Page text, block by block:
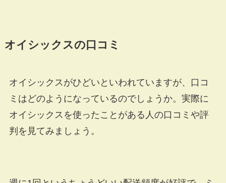
オイシックスの口コミ
オイシックスがひどいといわれていますが、口コ
ミはどのようになっているのでしょうか。実際に
オイシックスを使ったことがある人の口コミや評
判を見てみましょう。